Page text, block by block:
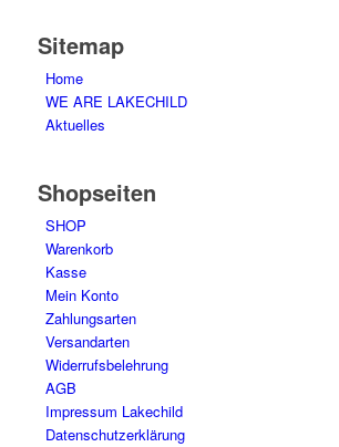
Sitemap
Home
WE ARE LAKECHILD
Aktuelles
Shopseiten
SHOP
Warenkorb
Kasse
Mein Konto
Zahlungsarten
Versandarten
Widerrufsbelehrung
AGB
Impressum Lakechild
Datenschutzerklärung